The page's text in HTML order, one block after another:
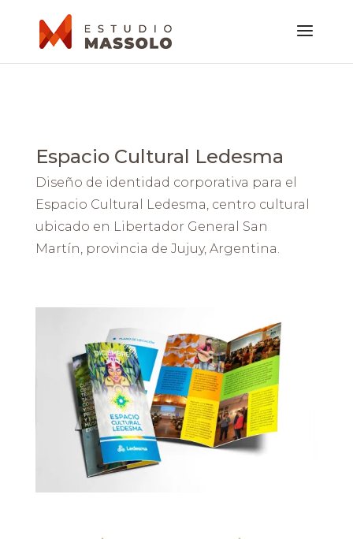
Espacio Cultural Ledesma
Diseño de identidad corporativa para el
Espacio Cultural Ledesma, centro cultural
ubicado en Libertador General San
Martín, provincia de Jujuy, Argentina.